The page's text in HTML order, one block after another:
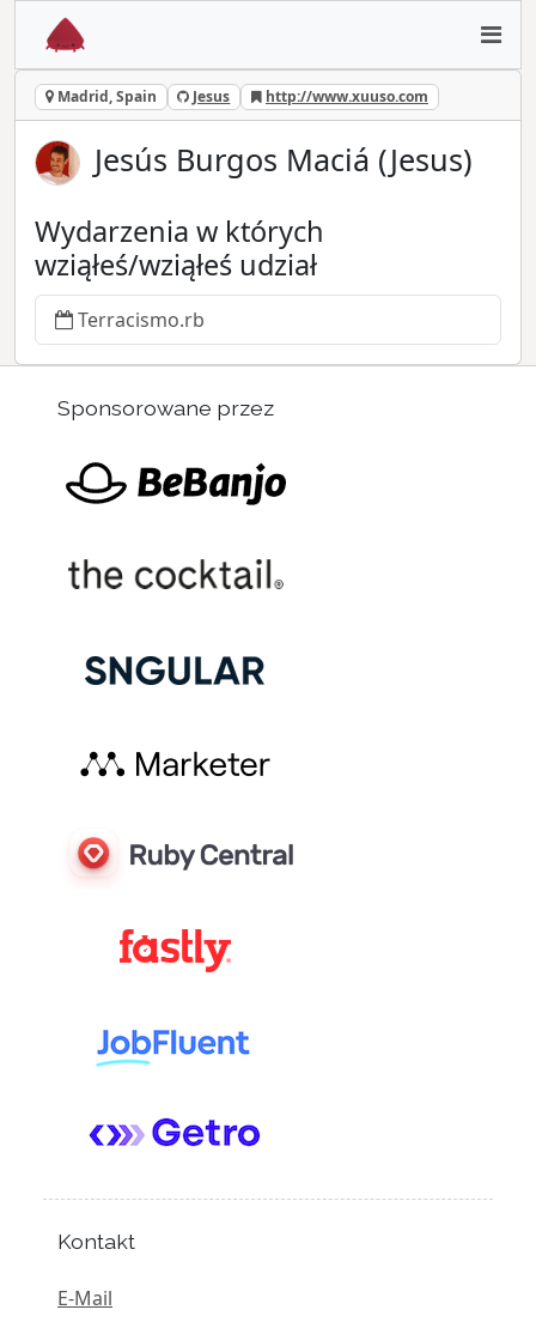
Madrid, Spain Jesus http://www.xuuso.com
Jesús Burgos Maciá (Jesus)
Wydarzenia w których
wziąłeś/wziąłeś udział
Terracismo.rb
Sponsorowane przez
Kontakt
E-Mail